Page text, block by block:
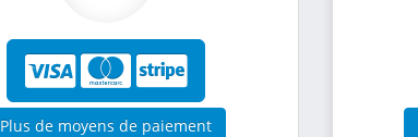
Plus de moyens de paiement